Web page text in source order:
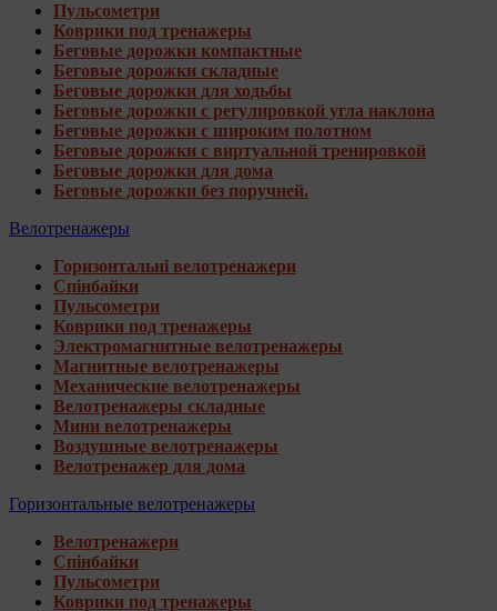
Пульсометри
Коврики под тренажеры
Беговые дорожки компактные
Беговые дорожки складные
Беговые дорожки для ходьбы
Беговые дорожки с регулировкой угла наклона
Беговые дорожки с широким полотном
Беговые дорожки с виртуальной тренировкой
Беговые дорожки для дома
Беговые дорожки без поручней.
Велотренажеры
Горизонтальні велотренажери
Спінбайки
Пульсометри
Коврики под тренажеры
Электромагнитные велотренажеры
Магнитные велотренажеры
Механические велотренажеры
Велотренажеры складные
Мини велотренажеры
Воздушные велотренажеры
Велотренажер для дома
Горизонтальные велотренажеры
Велотренажери
Спінбайки
Пульсометри
Коврики под тренажеры